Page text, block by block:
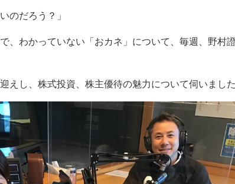
のだろう？」
、わかっていない「おカネ」 について、毎週、野村
えし、株式投資、株主優待の魅力について伺いました